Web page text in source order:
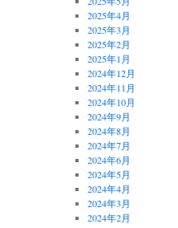
2025年4月
2025年3月
2025年2月
2025年1月
2024年12月
2024年11月
2024年10月
2024年9月
2024年8月
2024年7月
2024年6月
2024年5月
2024年4月
2024年3月
2024年2月